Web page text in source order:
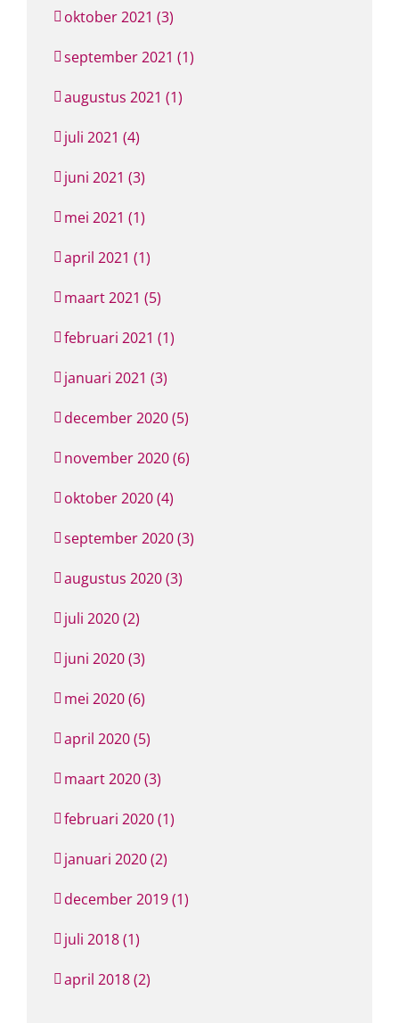
oktober 2021 (3)
september 2021 (1)
augustus 2021 (1)
juli 2021 (4)
juni 2021 (3)
mei 2021 (1)
april 2021 (1)
maart 2021 (5)
februari 2021 (1)
januari 2021 (3)
december 2020 (5)
november 2020 (6)
oktober 2020 (4)
september 2020 (3)
augustus 2020 (3)
juli 2020 (2)
juni 2020 (3)
mei 2020 (6)
april 2020 (5)
maart 2020 (3)
februari 2020 (1)
januari 2020 (2)
december 2019 (1)
juli 2018 (1)
april 2018 (2)